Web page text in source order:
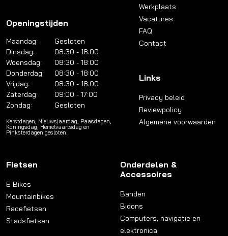
Openingstijden
Maandag:
Gesloten
Dinsdag:
08:30 - 18:00
Woensdag:
08:30 - 18:00
Donderdag:
08:30 - 18:00
Vrijdag:
08:30 - 18:00
Zaterdag:
09:00 - 17:00
Zondag:
Gesloten
Kerstdagen, Nieuwsjaardag, Paasdagen,
Koningsdag, Hemelvaartsdag en
Pinksterdagen gesloten.
Werkplaats
Vacatures
FAQ
Contact
Links
Privacy beleid
Reviewpolicy
Algemene voorwaarden
Fietsen
E-Bikes
Mountainbikes
Racefietsen
Stadsfietsen
Onderdelen &
Accessoires
Banden
Bidons
Computers, navigatie en
elektronica